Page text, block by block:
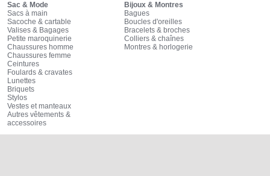
Sac & Mode
Sacs à main
Sacoche & cartable
Valises & Bagages
Petite maroquinerie
Chaussures homme
Chaussures femme
Ceintures
Foulards & cravates
Lunettes
Briquets
Stylos
Vestes et manteaux
Autres vêtements &
accessoires
Bijoux & Montres
Bagues
Boucles d'oreilles
Bracelets & broches
Colliers & chaînes
Montres & horlogerie